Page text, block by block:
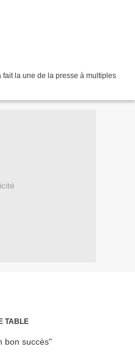
la une de la presse à multiples
TABLE